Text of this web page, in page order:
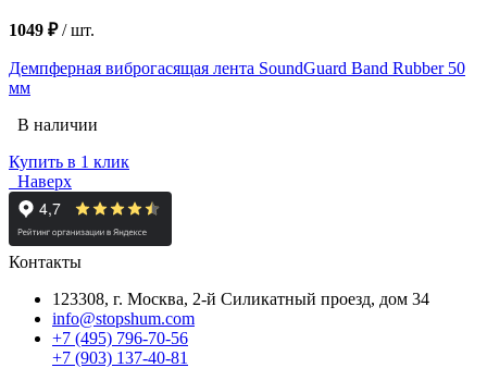
1049 ₽/шт.
Демпферная виброгасящая лента SoundGuard Band Rubber 50
мм
В наличии
Купить в 1 клик
Наверх
Контакты
123308, г. Москва, 2-й Силикатный проезд, дом 34
info@stopshum.com
+7 (495) 796-70-56
+7 (903) 137-40-81